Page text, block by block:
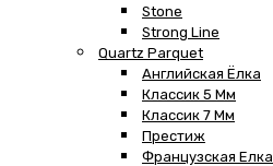
Stone
Strong Line
Quartz Parquet
Английская Ёлка
Классик 5 Мм
Классик 7 Мм
Престиж
Французская Елка